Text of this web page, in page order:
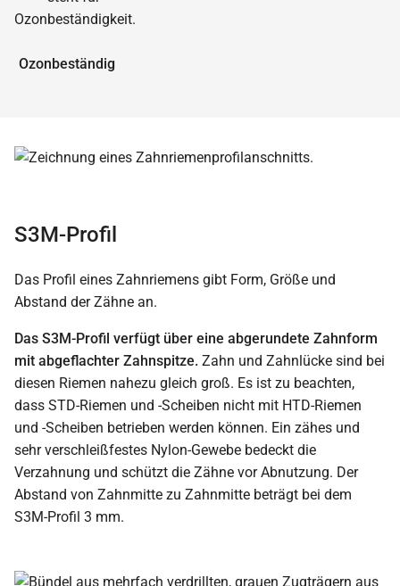
Ozonbeständig
S3M-Profil
Das Profil eines Zahnriemens gibt Form, Größe und
Abstand der Zähne an.
Das S3M-Profil verfügt über eine abgerundete Zahnform
mit abgeflachter Zahnspitze. Zahn und Zahnlücke sind bei
diesen Riemen nahezu gleich groß. Es ist zu beachten,
dass STD-Riemen und -Scheiben nicht mit HTD-Riemen
und -Scheiben betrieben werden können. Ein zähes und
sehr verschleißfestes Nylon-Gewebe bedeckt die
Verzahnung und schützt die Zähne vor Abnutzung. Der
Abstand von Zahnmitte zu Zahnmitte beträgt bei dem
S3M-Profil 3 mm.